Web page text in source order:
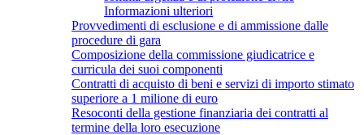
Informazioni ulteriori
Provvedimenti di esclusione e di ammissione dalle
procedure di gara
Composizione della commissione giudicatrice e
curricula dei suoi componenti
Contratti di acquisto di beni e servizi di importo stimato
superiore a 1 milione di euro
Resoconti della gestione finanziaria dei contratti al
termine della loro esecuzione